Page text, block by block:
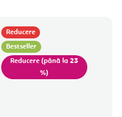
Reducere
Bestseller
(până la 23
%)